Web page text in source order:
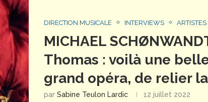
DIRECTION MUSICALE INTERVIEWS ARTISTES
MICHAEL
Thomas : voilà une
grand opéra, de relier
par Sabine Teulon Lardic 12 juillet 2022